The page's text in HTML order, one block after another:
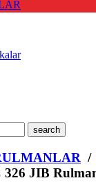
/
JIB